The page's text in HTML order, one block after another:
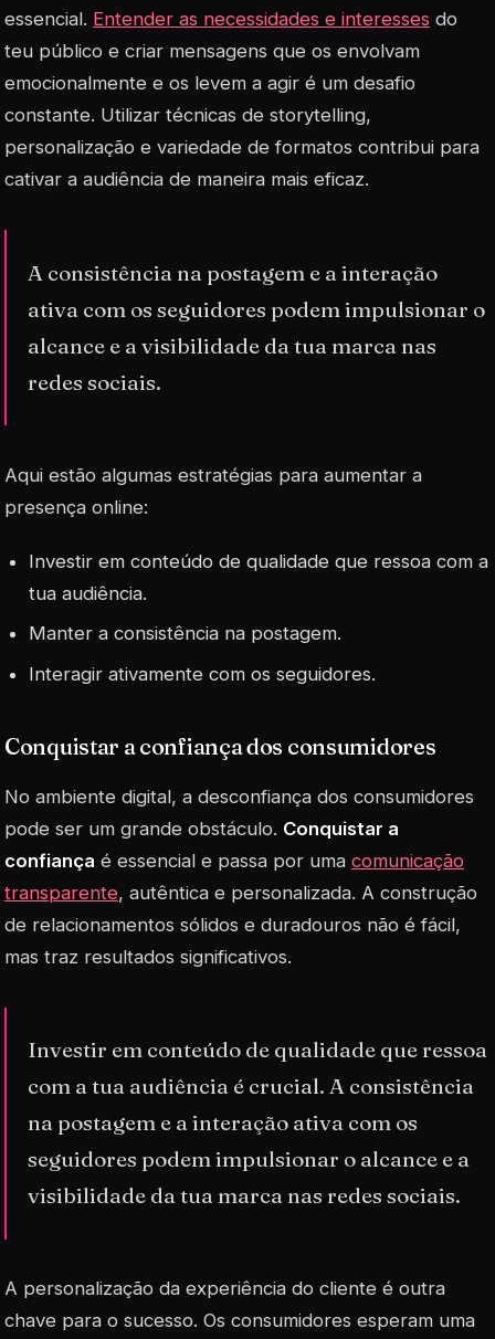
essencial. Entender as necessidades e interesses do
teu público e criar mensagens que os envolvam
emocionalmente e os levem a agir é um desafio
constante. Utilizar técnicas de storytelling,
personalização e variedade de formatos contribui para
cativar a audiência de maneira mais eficaz.
A consistência na postagem e a interação
ativa com os seguidores podem impulsionar o
alcance e a visibilidade da tua marca nas
redes sociais.
Aqui estão algumas estratégias para aumentar a
presença online:
Investir em conteúdo de qualidade que ressoa com a
tua audiência.
Manter a consistência na postagem.
Interagir ativamente com os seguidores.
Conquistar a confiança dos consumidores
No ambiente digital, a desconfiança dos consumidores
pode ser um grande obstáculo. Conquistar a
confiança é essencial e passa por uma comunicação
transparente, autêntica e personalizada. A construção
de relacionamentos sólidos e duradouros não é fácil,
mas traz resultados significativos.
Investir em conteúdo de qualidade que ressoa
com a tua audiência é crucial. A consistência
na postagem e a interação ativa com os
seguidores podem impulsionar o alcance e a
visibilidade da tua marca nas redes sociais.
A personalização da experiência do cliente é outra
chave para o sucesso. Os consumidores esperam uma